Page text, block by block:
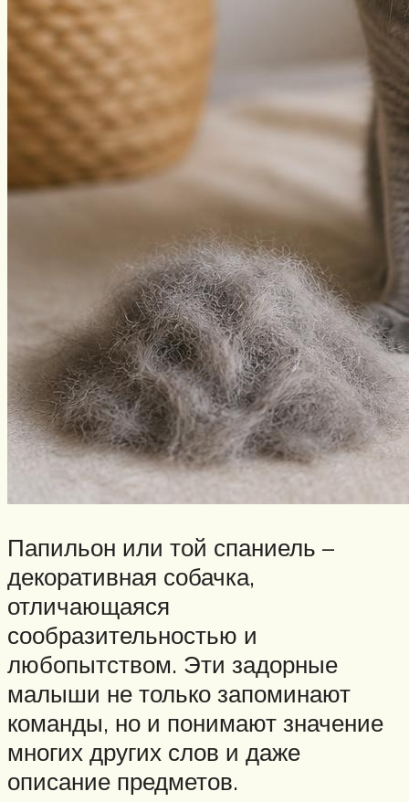
Папильон или той спаниель –
декоративная собачка,
отличающаяся
сообразительностью и
любопытством. Эти задорные
малыши не только запоминают
команды, но и понимают значение
многих других слов и даже
описание предметов.